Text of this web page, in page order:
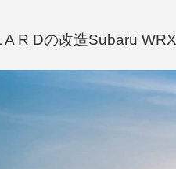
A R Dの改造Subaru